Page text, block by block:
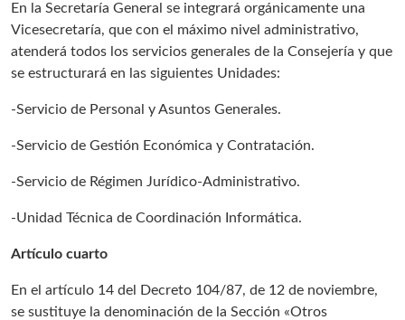
En la Secretaría General se integrará orgánicamente una
Vicesecretaría, que con el máximo nivel administrativo,
atenderá todos los servicios generales de la Consejería y que
se estructurará en las siguientes Unidades:
-Servicio de Personal y Asuntos Generales.
-Servicio de Gestión Económica y Contratación.
-Servicio de Régimen Jurídico-Administrativo.
-Unidad Técnica de Coordinación Informática.
Artículo cuarto
En el artículo 14 del Decreto 104/87, de 12 de noviembre,
se sustituye la denominación de la Sección «Otros